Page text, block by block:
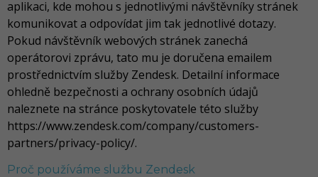
aplikaci, kde mohou s jednotlivými návštěvníky stránek
komunikovat a odpovídat jim tak jednotlivé dotazy.
Pokud návštěvník webových stránek zanechá
operátorovi zprávu, tato mu je doručena emailem
prostřednictvím služby Zendesk. Detailní informace
ohledně bezpečnosti a ochrany osobních údajů
naleznete na stránce poskytovatele této služby
https://www.zendesk.com/company/customers-
partners/privacy-policy/.
Proč používáme službu Zendesk